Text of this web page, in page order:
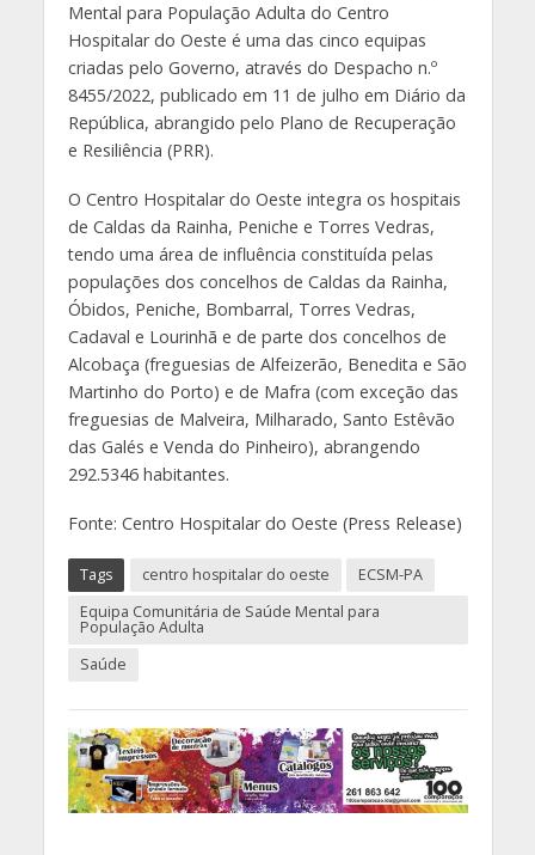
Mental para População Adulta do Centro
Hospitalar do Oeste é uma das cinco equipas
criadas pelo Governo, através do Despacho n.º
8455/2022, publicado em 11 de julho em Diário da
República, abrangido pelo Plano de Recuperação
e Resiliência (PRR).
O Centro Hospitalar do Oeste integra os hospitais
de Caldas da Rainha, Peniche e Torres Vedras,
tendo uma área de influência constituída pelas
populações dos concelhos de Caldas da Rainha,
Óbidos, Peniche, Bombarral, Torres Vedras,
Cadaval e Lourinhã e de parte dos concelhos de
Alcobaça (freguesias de Alfeizerão, Benedita e São
Martinho do Porto) e de Mafra (com exceção das
freguesias de Malveira, Milharado, Santo Estêvão
das Galés e Venda do Pinheiro), abrangendo
292.5346 habitantes.
Fonte: Centro Hospitalar do Oeste (Press Release)
Tags centro hospitalar do oeste
ECSM-PA
Equipa Comunitária de Saúde Mental para
População Adulta
Saúde